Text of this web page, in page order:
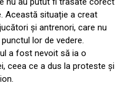
Această situație a creat
și antrenori, care nu
lor de vedere.
a fost nevoit să ia o
ceea ce a dus la proteste și